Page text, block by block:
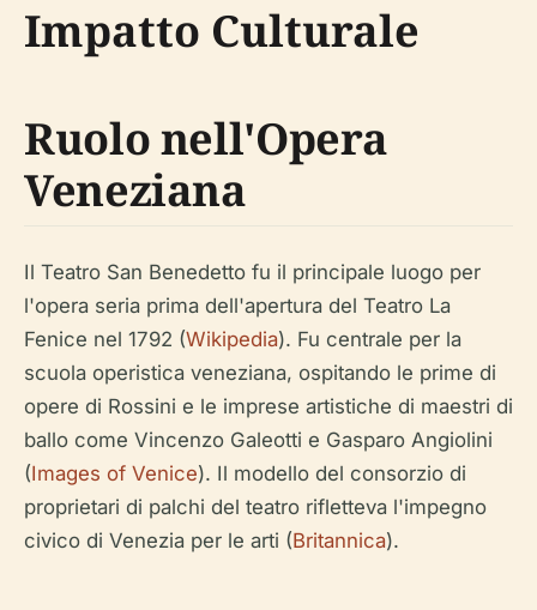
Impatto Culturale
Ruolo nell'Opera
Veneziana
Il Teatro San Benedetto fu il principale luogo per
l'opera seria prima dell'apertura del Teatro La
Fenice nel 1792 (Wikipedia). Fu centrale per la
scuola operistica veneziana, ospitando le prime di
opere di Rossini e le imprese artistiche di maestri di
ballo come Vincenzo Galeotti e Gasparo Angiolini
(Images of Venice). Il modello del consorzio di
proprietari di palchi del teatro rifletteva l'impegno
civico di Venezia per le arti (Britannica).